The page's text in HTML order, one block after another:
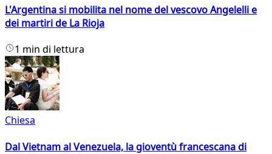
L'Argentina si mobilita nel nome del vescovo Angelelli e
dei martiri de La Rioja
1 min di lettura
Chiesa
Dal Vietnam al Venezuela, la gioventù francescana di